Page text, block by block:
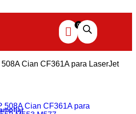
508A Cian CF361A para LaserJet